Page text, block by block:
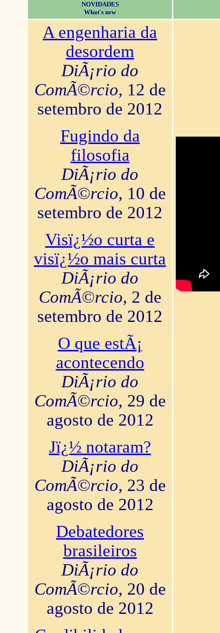
NOVIDADES
What's new
A engenharia da
desordem
DiÃ¡rio do
ComÃ©rcio, 12 de
setembro de 2012
Fugindo da
filosofia
DiÃ¡rio do
ComÃ©rcio, 10 de
setembro de 2012
Visï¿½o curta e
visï¿½o mais curta
DiÃ¡rio do
ComÃ©rcio, 2 de
setembro de 2012
O que estÃ¡
acontecendo
DiÃ¡rio do
ComÃ©rcio, 29 de
agosto de 2012
Jï¿½ notaram?
DiÃ¡rio do
ComÃ©rcio, 23 de
agosto de 2012
Debatedores
brasileiros
DiÃ¡rio do
ComÃ©rcio, 20 de
agosto de 2012